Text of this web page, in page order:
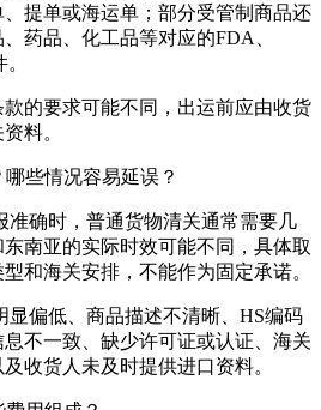
提单或海运单；部分受管制商品还
药品、化工品等对应的FDA、
的要求可能不同，出运前应由收货
料。
些情况容易延误？
准确时，普通货物清关通常需要几
南亚的实际时效可能不同，具体取
和海关安排，不能作为固定承诺。
显偏低、商品描述不清晰、HS编码
不一致、缺少许可证或认证、海关
收货人未及时提供进口资料。